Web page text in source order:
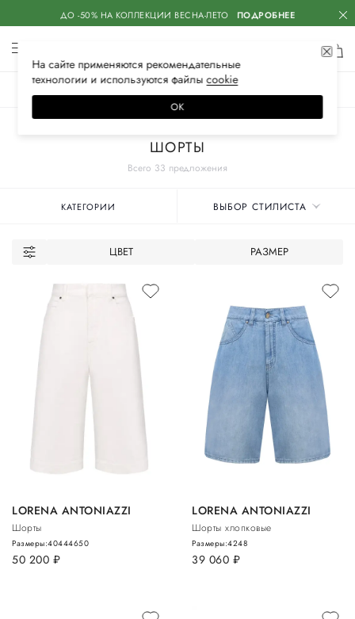
ДО -50% НА КОЛЛЕКЦИИ ВЕСНА-ЛЕТО ПОДРОБНЕЕ
Всего 33 предложения
ШОРТЫ
КАТЕГОРИИ ВЫБОР СТИЛИСТА
ЦВЕТ РАЗМЕР
LORENA ANTONIAZZI
Шорты
50 200 руб.
Размеры:40444650
LORENA ANTONIAZZI
Шорты хлопковые
39 060 руб.
Размеры:4248
На сайте применяются рекомендательные
технологии и используются файлысооkiе
ОК